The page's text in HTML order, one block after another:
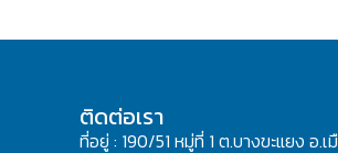
ติดต่อเรา
ที่อยู่ : 190/51 หมู่ที่ 1 ต.บางขะแยง อ.เ